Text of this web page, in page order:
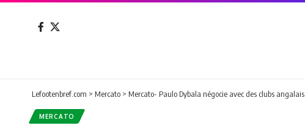
Lefootenbref.com > Mercato > Mercato- Paulo Dybala négocie avec des clubs angalais
MERCATO